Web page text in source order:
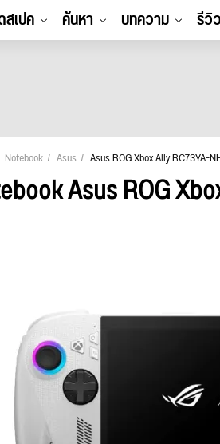
เปค ค้นหา บทความ รีวิ
Notebook Asus Asus ROG Xbox Ally RC73YA-
Asus ROG